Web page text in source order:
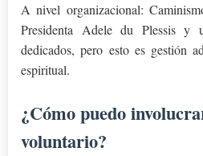
A nivel organizacional:
Presidenta Adele du Plessis y
dedicados, pero esto es gestión
espiritual.
¿Cómo puedo
voluntario?